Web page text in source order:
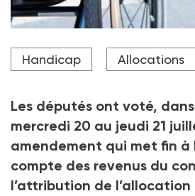
Crédit photo LIGHTFIELD STUDIOS -
Handicap Allocations
Les députés ont voté,
mercredi 20 au jeudi 21
amendement qui met fin à
compte des revenus du
l’attribution de